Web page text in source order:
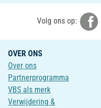
Volg ons op:
OVER ONS
Over ons
Partnerprogramma
VBS als merk
Verwijdering &